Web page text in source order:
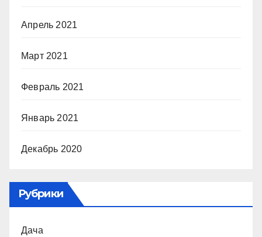
Апрель 2021
Март 2021
Февраль 2021
Январь 2021
Декабрь 2020
Рубрики
Дача